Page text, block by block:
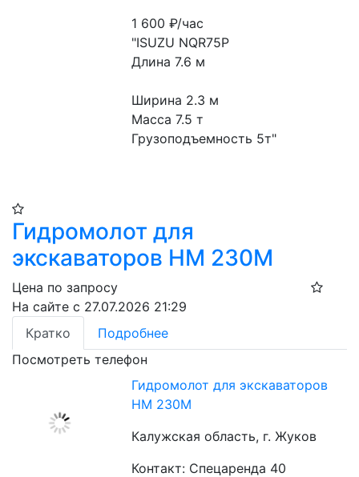
1 600₽/час
"ISUZU NQR75P
Длина 7.6 м
Ширина 2.3 м
Масса 7.5 т
Грузоподъемность 5т"
Гидромолот для
экскаваторов НМ 230М
Цена по запросу
На сайте с 27.07.2026 21:29
Кратко
Подробнее
Посмотреть телефон
Гидромолот для экскаваторов
НМ 230М
Калужская область, г. Жуков
Контакт: Спецаренда 40